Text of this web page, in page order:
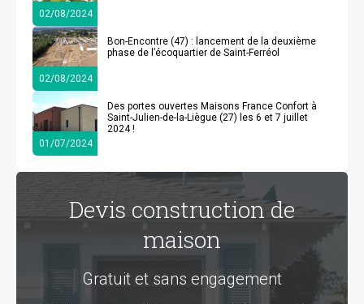
02/08/2024
02/08/2024
Bon-Encontre (47) : lancement de la deuxième
phase de l’écoquartier de Saint-Ferréol
01/07/2024
Des portes ouvertes Maisons France Confort à
Saint-Julien-de-la-Liègue (27) les 6 et 7 juillet
2024 !
Devis construction de
maison
Gratuit et sans engagement